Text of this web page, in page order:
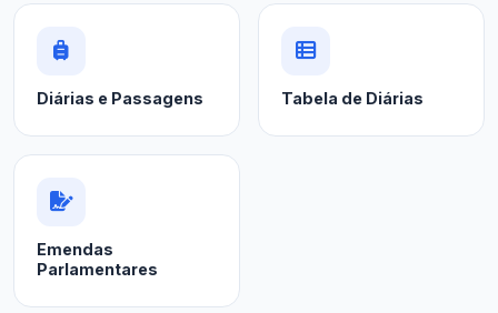
Diárias e Passagens Tabela de Diárias
Emendas
Parlamentares